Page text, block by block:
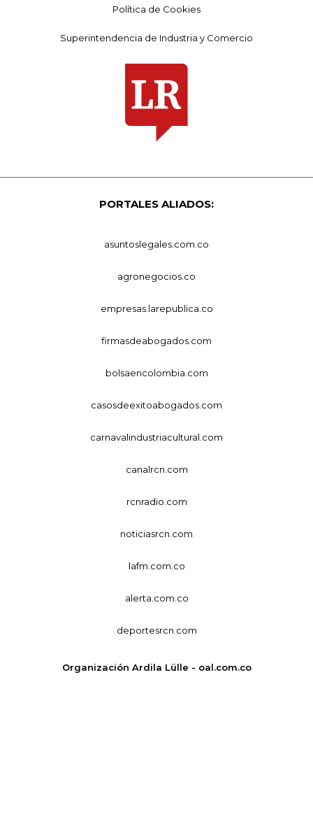
Política de Cookies
Superintendencia de Industria y Comercio
PORTALES ALIADOS:
asuntoslegales.com.co
agronegocios.co
empresas.larepublica.co
firmasdeabogados.com
bolsaencolombia.com
casosdeexitoabogados.com
carnavalindustriacultural.com
canalrcn.com
rcnradio.com
noticiasrcn.com
lafm.com.co
alerta.com.co
deportesrcn.com
Organización Ardila Lülle - oal.com.co